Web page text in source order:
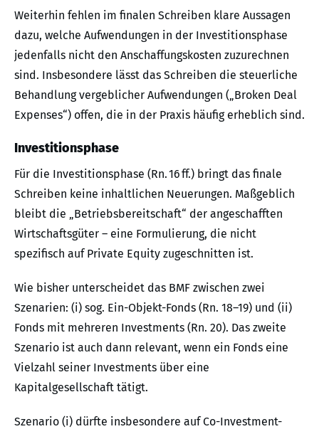
Weiterhin fehlen im finalen Schreiben klare Aussagen
dazu, welche Aufwendungen in der Investitionsphase
jedenfalls nicht den Anschaffungskosten zuzurechnen
sind. Insbesondere lässt das Schreiben die steuerliche
Behandlung vergeblicher Aufwendungen („Broken Deal
Expenses“) offen, die in der Praxis häufig erheblich sind.
Investitionsphase
Für die Investitionsphase (Rn. 16 ff.) bringt das finale
Schreiben keine inhaltlichen Neuerungen. Maßgeblich
bleibt die „Betriebsbereitschaft“ der angeschafften
Wirtschaftsgüter – eine Formulierung, die nicht
spezifisch auf Private Equity zugeschnitten ist.
Wie bisher unterscheidet das BMF zwischen zwei
Szenarien: (i) sog. Ein-Objekt-Fonds (Rn. 18–19) und (ii)
Fonds mit mehreren Investments (Rn. 20). Das zweite
Szenario ist auch dann relevant, wenn ein Fonds eine
Vielzahl seiner Investments über eine
Kapitalgesellschaft tätigt.
Szenario (i) dürfte insbesondere auf Co-Investment-